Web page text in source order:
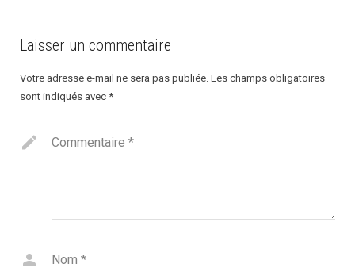
Laisser un commentaire
Votre adresse e-mail ne sera pas publiée. Les champs obligatoires
sont indiqués avec *
Commentaire *
Nom *